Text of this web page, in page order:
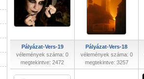
Pályázat-Vers-19
vélemények száma: 0
megtekintve: 2472
Pályázat-Vers-18
vélemények száma: 0
megtekintve: 3257